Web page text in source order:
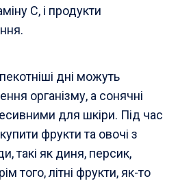
С, і продукти
дні можуть
організму, а сонячні
для шкіри. Під час
фрукти та овочі з
такі як диня, персик,
того, літні фрукти, як-то